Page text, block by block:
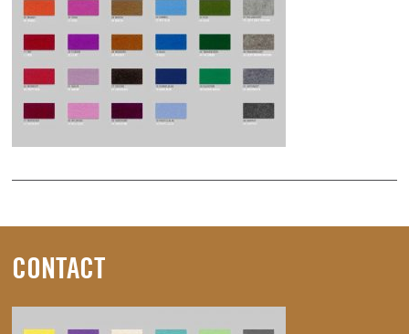
CONTACT